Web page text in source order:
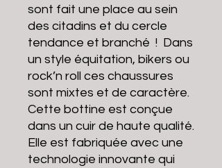
sont fait une place au sein
des citadins et du cercle
tendance et branché ! Dans
un style équitation, bikers ou
rock’n roll ces chaussures
sont mixtes et de caractère.
Cette bottine est conçue
dans un cuir de haute qualité.
Elle est fabriquée avec une
technologie innovante qui